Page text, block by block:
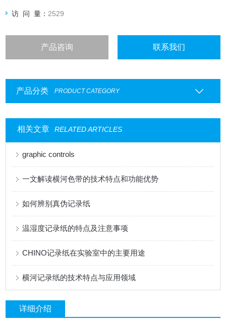
访 问 量： 2529
产品咨询 联系我们
产品分类 PRODUCT CATEGORY
相关文章 RELATED ARTICLES
graphic controls
一文解读横河色带的技术特点和功能优势
如何辨别真伪记录纸
温湿度记录纸的特点及注意事项
CHINO记录纸在实验室中的主要用途
横河记录纸的技术特点与应用领域
详细介绍